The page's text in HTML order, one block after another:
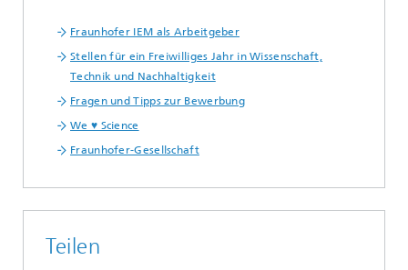
Fraunhofer IEM als Arbeitgeber
Stellen für ein Freiwilliges Jahr in Wissenschaft,
Technik und Nachhaltigkeit
Fragen und Tipps zur Bewerbung
We ♥ Science
Fraunhofer-Gesellschaft
Teilen